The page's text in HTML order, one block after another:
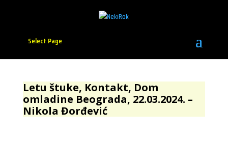
Select Page
Letu štuke, Kontakt, Dom
omladine Beograda, 22.03.2024. –
Nikola Đorđević